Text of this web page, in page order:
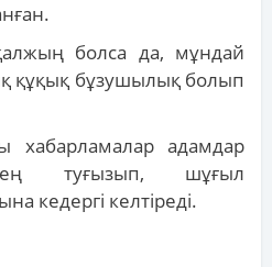
болса да, мұндай
құқық бұзушылық болып
хабарламалар адамдар
туғызып, шұғыл
кедергі келтіреді.